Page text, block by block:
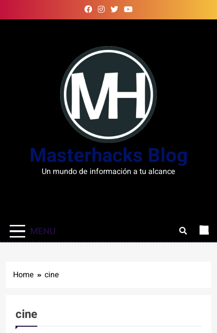
to
Masterhacks Blog
Un mundo de información a tu alcance
MENU
Home cine
cine
ARTÍCULOS